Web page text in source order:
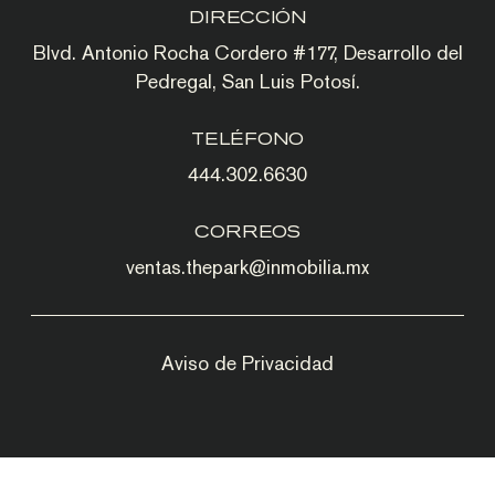
DIRECCIÓN
Blvd. Antonio Rocha Cordero #177, Desarrollo del
Pedregal, San Luis Potosí.
TELÉFONO
444.302.6630
CORREOS
ventas.thepark@inmobilia.mx
Aviso de Privacidad